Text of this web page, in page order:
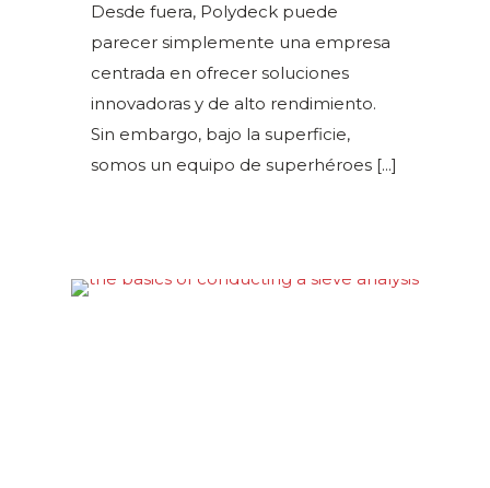
Desde fuera, Polydeck puede
parecer simplemente una empresa
centrada en ofrecer soluciones
innovadoras y de alto rendimiento.
Sin embargo, bajo la superficie,
somos un equipo de superhéroes [...]